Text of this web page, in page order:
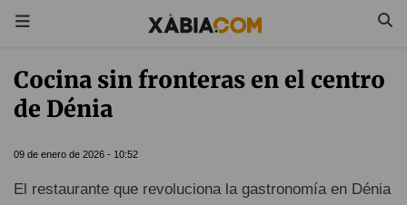
Cocina sin fronteras en el centro
de Dénia
09 de enero de 2026 - 10:52
El restaurante que revoluciona la gastronomía en Dénia